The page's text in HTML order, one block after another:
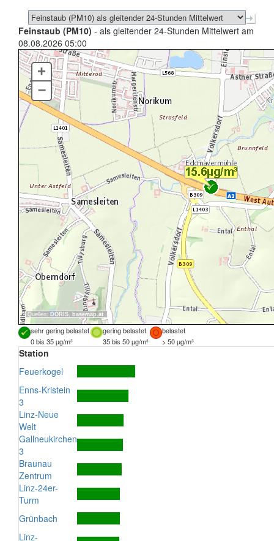
Feinstaub (PM10) - als gleitender 24-Stunden Mittelwert am
08.08.2026 05:00
Quellen: DORIS, basemap.at
+
–
sehr gering belastet gering belastet
belastet
0 bis 35 µg/m³
35 bis 50 µg/m³ > 50 µg/m³
Station
Feuerkogel
Enns-Kristein
3
Linz-Neue
Welt
Gallneukirchen
3
Braunau
Zentrum
Linz-24er-
Turm
Grünbach
Linz-